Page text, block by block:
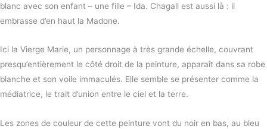
blanc avec son enfant – une fille – Ida. Chagall est aussi là : il
embrasse d’en haut la Madone.
Ici la Vierge Marie, un personnage à très grande échelle, couvrant
presqu’entièrement le côté droit de la peinture, apparaît dans sa robe
blanche et son voile immaculés. Elle semble se présenter comme la
médiatrice, le trait d’union entre le ciel et la terre.
Les zones de couleur de cette peinture vont du noir en bas, au bleu